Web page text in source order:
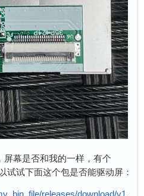
屏幕是否和我的一样，有个
试试下面这个包是否能驱动屏：
releases/download/v1.